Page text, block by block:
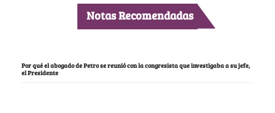
Notas Recomendadas
Por qué el abogado de Petro se reunió con la congresista que investigaba a su jefe,
el Presidente